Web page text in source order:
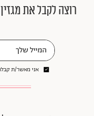
רוצה לקבל את
אני מאשר/ת